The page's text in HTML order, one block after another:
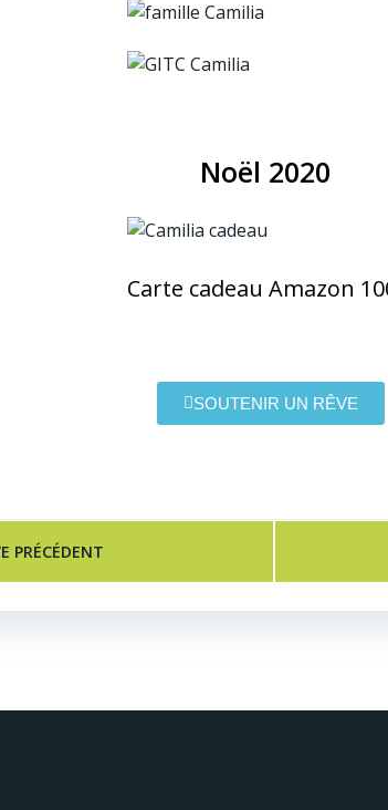
Noël 2020
Carte cadeau Amazon
SOUTENIR UN RÊVE
PRÉCÉDENT